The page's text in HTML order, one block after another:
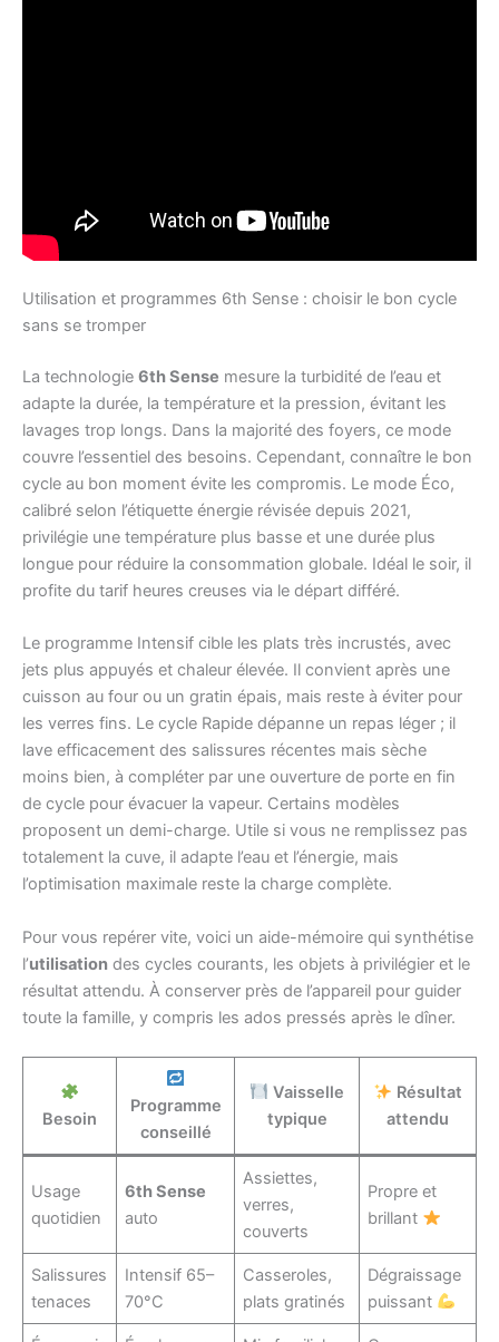
Utilisation et programmes 6th Sense : choisir le bon cycle
sans se tromper
La technologie 6th Sense mesure la turbidité de l’eau et
adapte la durée, la température et la pression, évitant les
lavages trop longs. Dans la majorité des foyers, ce mode
couvre l’essentiel des besoins. Cependant, connaître le bon
cycle au bon moment évite les compromis. Le mode Éco,
calibré selon l’étiquette énergie révisée depuis 2021,
privilégie une température plus basse et une durée plus
longue pour réduire la consommation globale. Idéal le soir, il
profite du tarif heures creuses via le départ différé.
Le programme Intensif cible les plats très incrustés, avec
jets plus appuyés et chaleur élevée. Il convient après une
cuisson au four ou un gratin épais, mais reste à éviter pour
les verres fins. Le cycle Rapide dépanne un repas léger ; il
lave efficacement des salissures récentes mais sèche
moins bien, à compléter par une ouverture de porte en fin
de cycle pour évacuer la vapeur. Certains modèles
proposent un demi-charge. Utile si vous ne remplissez pas
totalement la cuve, il adapte l’eau et l’énergie, mais
l’optimisation maximale reste la charge complète.
Pour vous repérer vite, voici un aide-mémoire qui synthétise
l’utilisation des cycles courants, les objets à privilégier et le
résultat attendu. À conserver près de l’appareil pour guider
toute la famille, y compris les ados pressés après le dîner.
Besoin
Programme
conseillé
Vaisselle
typique
Résultat
attendu
Usage
quotidien
6th Sense
auto
Assiettes,
verres,
couverts
Propre et
brillant
Salissures
tenaces
Intensif 65–
70°C
Casseroles,
plats gratinés
Dégraissage
puissant